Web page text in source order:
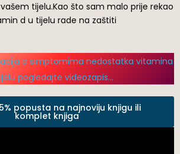
tijelu.Kao što sam malo prije rekao
d u tijelu rade na zaštiti
o simptomima nedostatka vitamina
pogledajte videozapis…
popusta na najnoviju knjigu ili
komplet knjiga